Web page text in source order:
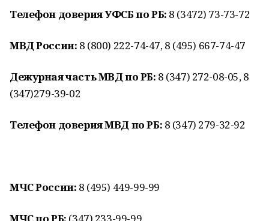
Телефон доверия УФСБ по РБ: 8 (3472) 73-73-72
МВД России: 8 (800) 222-74-47, 8 (495) 667-74-47
Дежурная часть МВД по РБ: 8 (347) 272-08-05, 8
(347)279-39-02
Телефон доверия МВД по РБ: 8 (347) 279-32-92
МЧС России: 8 (495) 449-99-99